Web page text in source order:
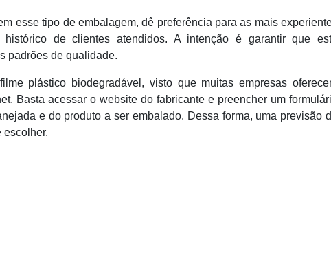
esse tipo de embalagem, dê preferência para as mais
de clientes atendidos. A intenção é garantir que
padrões de qualidade.
plástico biodegradável, visto que muitas empresas
Basta acessar o website do fabricante e preencher um
e do produto a ser embalado. Dessa forma, uma previsão
escolher.